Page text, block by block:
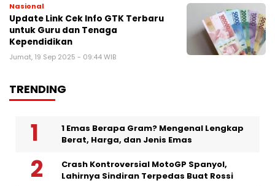
Nasional
Update Link Cek Info GTK Terbaru
untuk Guru dan Tenaga
Kependidikan
Jumat, 19 Sep 2025 - 09:44 WIB
TRENDING
1 Emas Berapa Gram? Mengenal Lengkap
Berat, Harga, dan Jenis Emas
Crash Kontroversial MotoGP Spanyol,
Lahirnya Sindiran Terpedas Buat Rossi